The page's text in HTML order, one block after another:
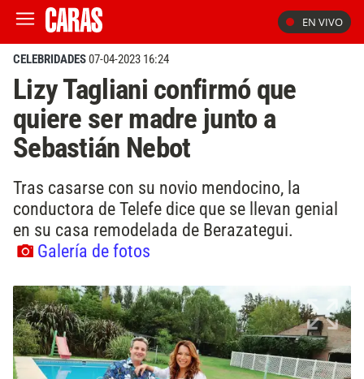
EN VIVO
CELEBRIDADES07-04-2023 16:24
Lizy Tagliani confirmó que
quiere ser madre junto a
Sebastián Nebot
Tras casarse con su novio mendocino, la
conductora de Telefe dice que se llevan genial
en su casa remodelada de Berazategui.
Galería de fotos